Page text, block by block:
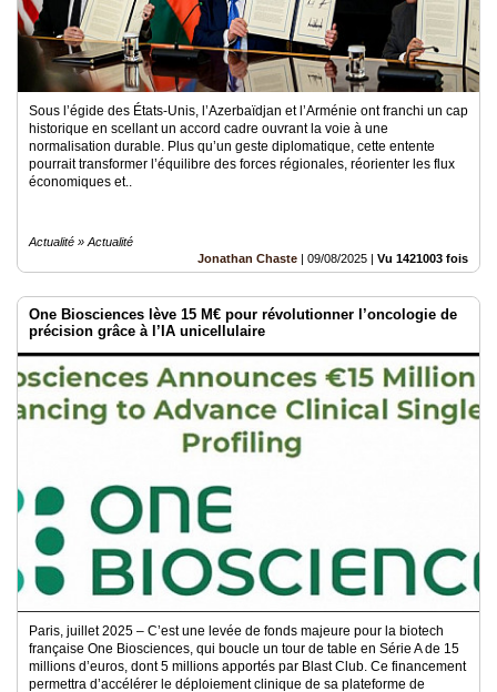
Sous l’égide des États-Unis, l’Azerbaïdjan et l’Arménie ont franchi un cap
historique en scellant un accord cadre ouvrant la voie à une
normalisation durable. Plus qu’un geste diplomatique, cette entente
pourrait transformer l’équilibre des forces régionales, réorienter les flux
économiques et..
Actualité » Actualité
Jonathan Chaste | 09/08/2025 | Vu 1421003 fois
One Biosciences lève 15 M€ pour révolutionner l’oncologie de
précision grâce à l’IA unicellulaire
Paris, juillet 2025 – C’est une levée de fonds majeure pour la biotech
française One Biosciences, qui boucle un tour de table en Série A de 15
millions d’euros, dont 5 millions apportés par Blast Club. Ce financement
permettra d’accélérer le déploiement clinique de sa plateforme de